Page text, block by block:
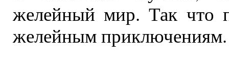
желейный мир. Так что
желейным приключениям.